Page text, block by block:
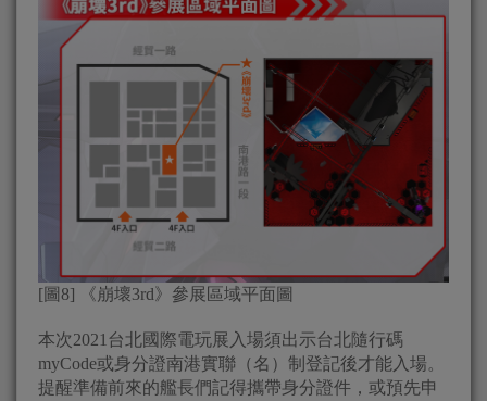
[圖8] 《崩壞3rd》參展區域平面圖
本次2021台北國際電玩展入場須出示台北隨行碼
myCode或身分證南港實聯（名）制登記後才能入場。
提醒準備前來的艦長們記得攜帶身分證件，或預先申